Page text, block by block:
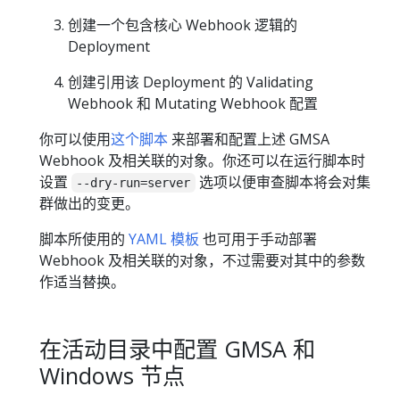
创建一个包含核心 Webhook 逻辑的
Deployment
创建引用该 Deployment 的 Validating
Webhook 和 Mutating Webhook 配置
你可以使用这个脚本 来部署和配置上述 GMSA
Webhook 及相关联的对象。你还可以在运行脚本时
设置
--dry-run=server
选项以便审查脚本将会对集
群做出的变更。
脚本所使用的 YAML 模板 也可用于手动部署
Webhook 及相关联的对象，不过需要对其中的参数
作适当替换。
在活动目录中配置 GMSA 和
Windows 节点